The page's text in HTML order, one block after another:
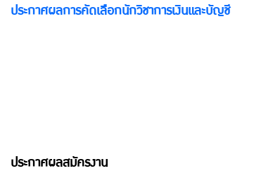
ประกาศผลการคัดเลือกนักวิชาการเงินและบัญชี
ประกาศผลสมัครงาน